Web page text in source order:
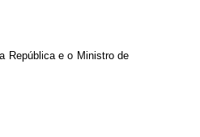
República e o Ministro de